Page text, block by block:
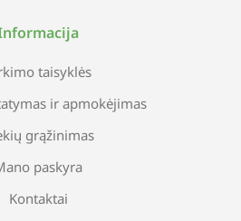
taisyklės
ir apmokėjimas
grąžinimas
paskyra
Kontaktai